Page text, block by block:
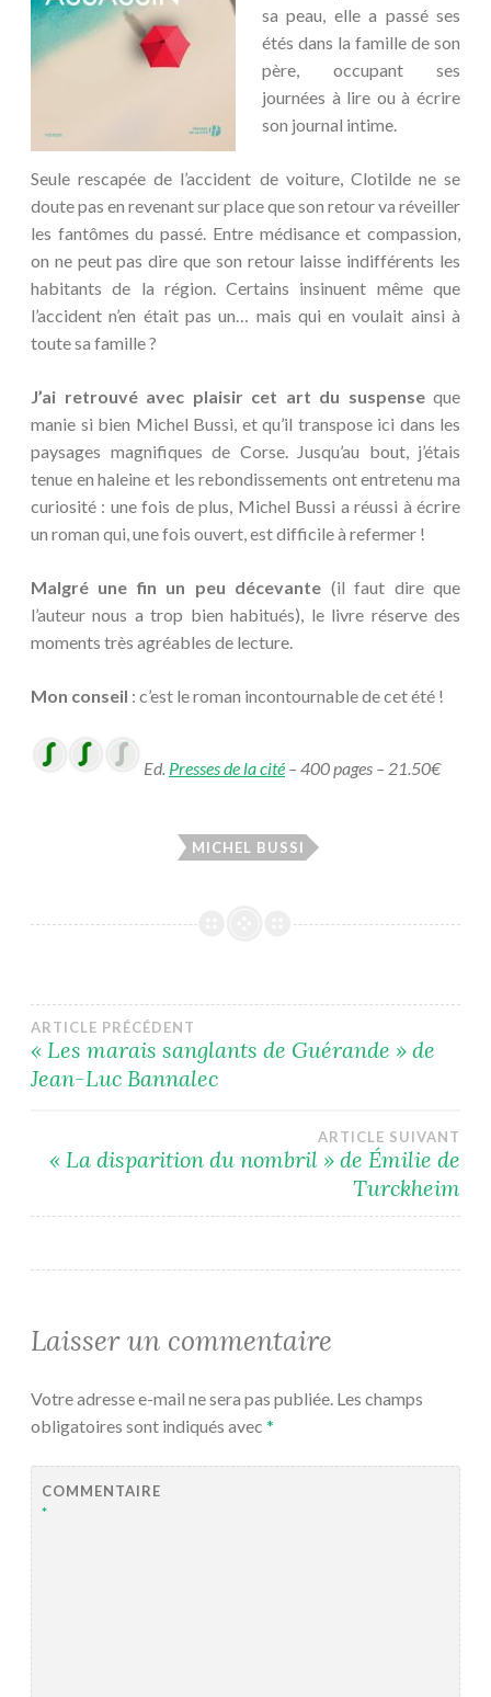
sa peau, elle a passé ses
étés dans la famille de son
père, occupant ses
journées à lire ou à écrire
son journal intime.
Seule rescapée de l’accident de voiture, Clotilde ne se
doute pas en revenant sur place que son retour va réveiller
les fantômes du passé. Entre médisance et compassion,
on ne peut pas dire que son retour laisse indifférents les
habitants de la région. Certains insinuent même que
l’accident n’en était pas un… mais qui en voulait ainsi à
toute sa famille ?
J’ai retrouvé avec plaisir cet art du suspenseque
manie si bien Michel Bussi, et qu’il transpose ici dans les
paysages magnifiques de Corse. Jusqu’au bout, j’étais
tenue en haleine et les rebondissements ont entretenu ma
curiosité : une fois de plus, Michel Bussi a réussi à écrire
un roman qui, une fois ouvert, est difficile à refermer !
Malgré une fin un peu décevante (il faut dire que
l’auteur nous a trop bien habitués), le livre réserve des
moments très agréables de lecture.
Mon conseil : c’est le roman incontournable de cet été !
Ed. Presses de la cité – 400 pages – 21.50€
MICHEL BUSSI
Navigation
de
l’article
ARTICLE PRÉCÉDENT
« Les marais sanglants de Guérande » de
Jean-Luc Bannalec
ARTICLE SUIVANT
« La disparition du nombril » de Émilie de
Turckheim
Laisser un commentaire
Votre adresse e-mail ne sera pas publiée. Les champs
obligatoires sont indiqués avec *
COMMENTAIRE
*